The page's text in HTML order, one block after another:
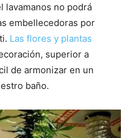
lavamanos no podrá
embellecedoras por
Las flores y plantas
superior a
de armonizar en un
baño.